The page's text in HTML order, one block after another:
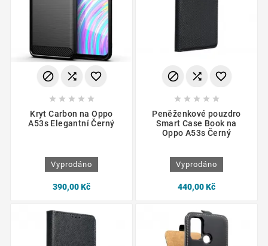
  
    
Kryt Carbon na Oppo
A53s Elegantní Černý
Vyprodáno
390,00 Kč
  
    
Peněženkové pouzdro
Smart Case Book na
Oppo A53s Černý
Vyprodáno
440,00 Kč